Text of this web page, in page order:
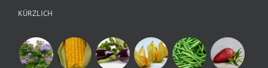
KÜRZLICH